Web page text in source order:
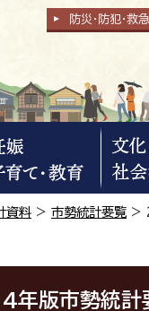
防災・防犯・救急
資料 > 市勢統計要覧 >
年版市勢統計